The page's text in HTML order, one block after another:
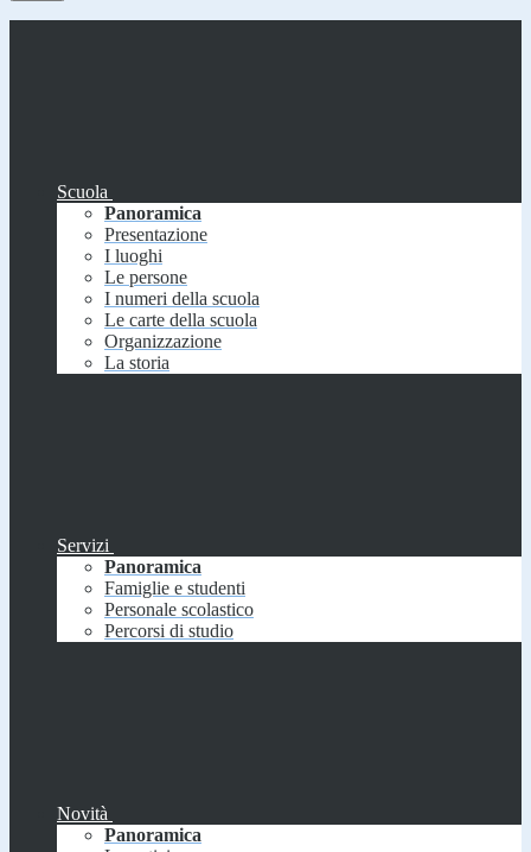
Scuola
Panoramica
Presentazione
I luoghi
Le persone
I numeri della scuola
Le carte della scuola
Organizzazione
La storia
Servizi
Panoramica
Famiglie e studenti
Personale scolastico
Percorsi di studio
Novità
Panoramica